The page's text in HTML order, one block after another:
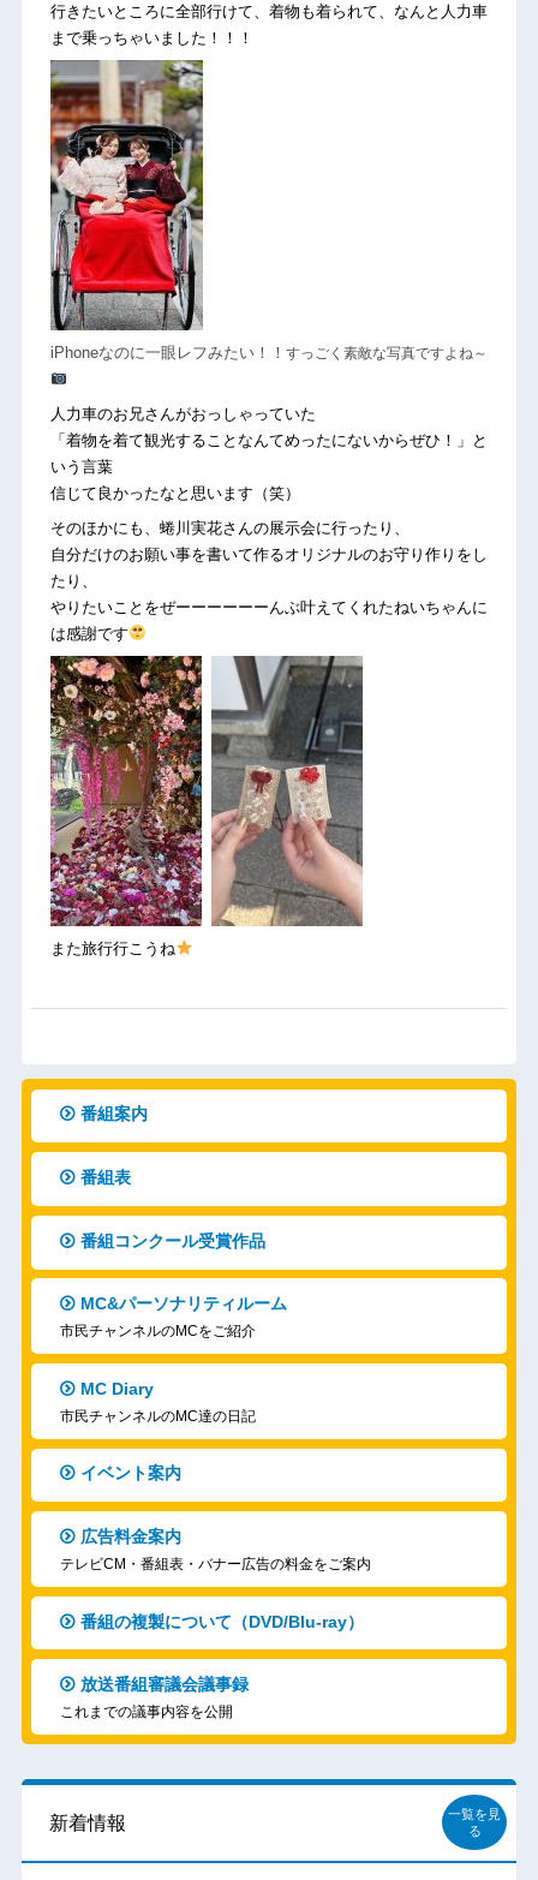
行きたいところに全部行けて、着物も着られて、なんと人力車
まで乗っちゃいました！！！
iPhoneなのに一眼レフみたい！！ すっごく素敵な写真ですよね～
人力車のお兄さんがおっしゃっていた
「着物を着て観光することなんてめったにないからぜひ！」と
いう言葉
信じて良かったなと思います（笑）
そのほかにも、蜷川実花さんの展示会に行ったり、
自分だけのお願い事を書いて作るオリジナルのお守り作りをし
たり、
やりたいことをぜーーーーーーんぶ叶えてくれたねいちゃんに
は感謝です
また旅行行こうね
番組案内
番組表
番組コンクール受賞作品
MC&パーソナリティルーム
市民チャンネルのMCをご紹介
MC Diary
市民チャンネルのMC達の日記
イベント案内
広告料金案内
テレビCM・番組表・バナー広告の料金をご案内
番組の複製について（DVD/Blu-ray）
放送番組審議会議事録
これまでの議事内容を公開
新着情報
一覧を見
る